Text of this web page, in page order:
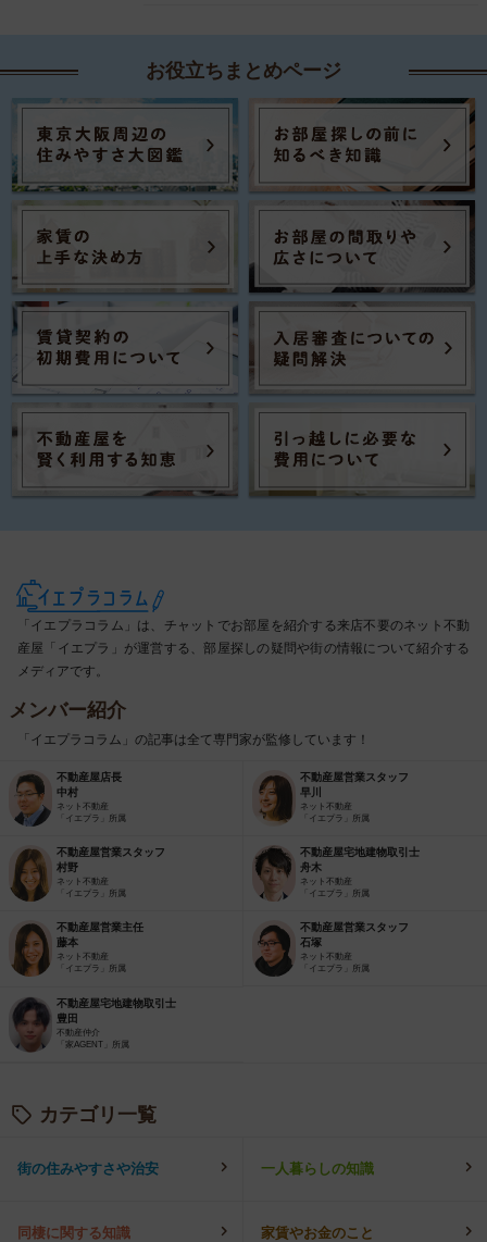
お役立ちまとめページ
「イエプラコラム」は、チャットでお部屋を紹介する来店不要のネット不動
産屋「イエプラ」が運営する、部屋探しの疑問や街の情報について紹介する
メディアです。
メンバー紹介
「イエプラコラム」の記事は全て専門家が監修しています！
不動産屋店長
中村
ネット不動産
「イエプラ」所属
不動産屋営業スタッフ
早川
ネット不動産
「イエプラ」所属
不動産屋営業スタッフ
村野
ネット不動産
「イエプラ」所属
不動産屋宅地建物取引士
舟木
ネット不動産
「イエプラ」所属
不動産屋営業主任
藤本
ネット不動産
「イエプラ」所属
不動産屋営業スタッフ
石塚
ネット不動産
「イエプラ」所属
不動産屋宅地建物取引士
豊田
不動産仲介
「家AGENT」所属
カテゴリ一覧
街の住みやすさや治安 一人暮らしの知識
同棲に関する知識 家賃やお金のこと